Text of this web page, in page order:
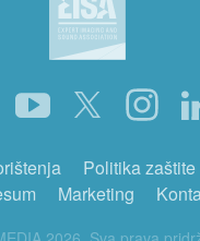
Politika
Marketing